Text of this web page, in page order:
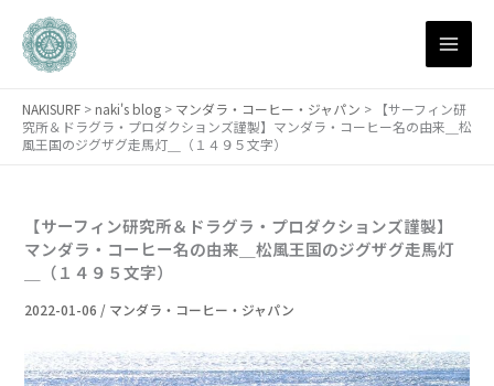
NAKISURF > naki's blog > マンダラ・コーヒー・ジャパン >
【サーフィン研
究所＆ドラグラ・プロダクションズ謹製】マンダラ・コーヒー名の由来＿松
風王国のジグザグ走馬灯＿（１４９５文字）
【サーフィン研究所＆ドラグラ・プロダクションズ謹製】
マンダラ・コーヒー名の由来＿松風王国のジグザグ走馬灯
＿（１４９５文字）
2022-01-06 / マンダラ・コーヒー・ジャパン
別
ア
ー
イ
ブ